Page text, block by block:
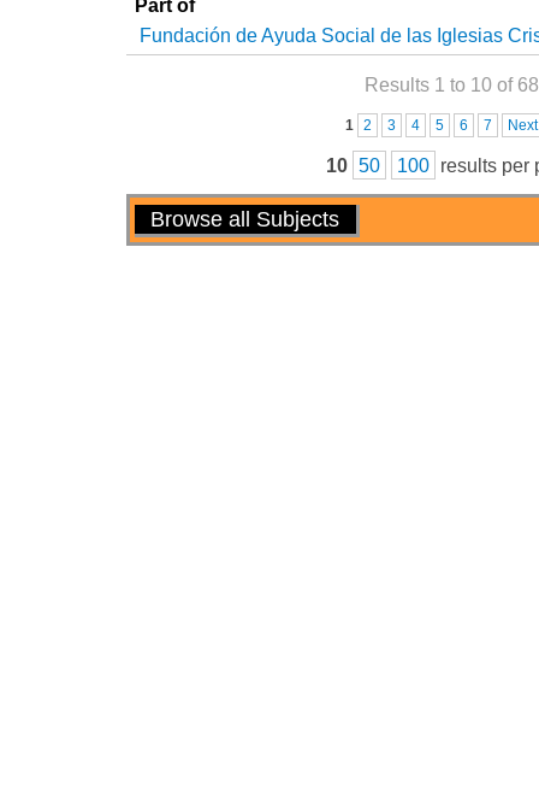
Part of
Fundación de Ayuda Social de las Iglesias
Results 1 to 10 of 68
1 2 3 4 5 6 7 Next
10 50 100 results per
Actions
Browse all Subjects